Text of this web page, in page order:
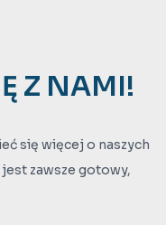
Z NAMI!
się więcej o naszych
jest zawsze gotowy,